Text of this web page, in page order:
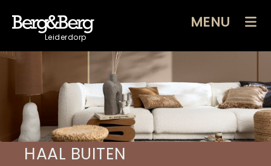
Leiderdorp
MENU
HAAL BUITEN